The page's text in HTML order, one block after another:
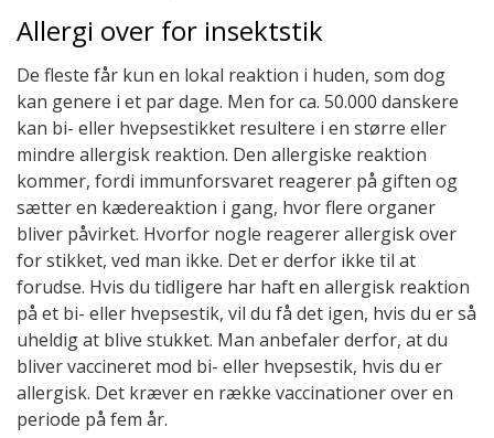
Allergi over for insektstik
De fleste får kun en lokal reaktion i huden, som dog
kan genere i et par dage. Men for ca. 50.000 danskere
kan bi- eller hvepsestikket resultere i en større eller
mindre allergisk reaktion. Den allergiske reaktion
kommer, fordi immunforsvaret reagerer på giften og
sætter en kædereaktion i gang, hvor flere organer
bliver påvirket. Hvorfor nogle reagerer allergisk over
for stikket, ved man ikke. Det er derfor ikke til at
forudse. Hvis du tidligere har haft en allergisk reaktion
på et bi- eller hvepsestik, vil du få det igen, hvis du er så
uheldig at blive stukket. Man anbefaler derfor, at du
bliver vaccineret mod bi- eller hvepsestik, hvis du er
allergisk. Det kræver en række vaccinationer over en
periode på fem år.